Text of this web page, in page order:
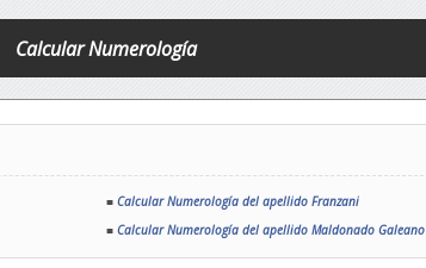
■ Calcular Numerología del apellido Franzani
■ Calcular Numerología del apellido Maldonado Galeano